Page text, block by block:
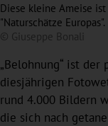
Diese kleine Ameise
"Naturschätze Europas".
© Giuseppe Bonali
„Belohnung“ ist der
diesjährigen
rund 4.000 Bildern
die sich nach